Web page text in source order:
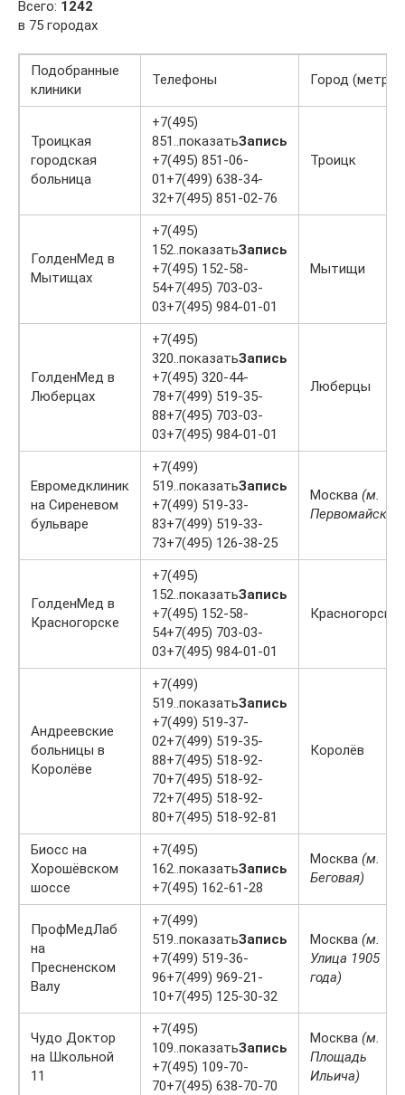
Всего: 1242
в 75 городах
Подобранные
клиники
Телефоны Город (метро)
Троицкая
городская
больница
+7(495)
851..показатьЗапись
+7(495) 851-06-
01+7(499) 638-34-
32+7(495) 851-02-76
Троицк
ГолденМед в
Мытищах
+7(495)
152..показатьЗапись
+7(495) 152-58-
54+7(495) 703-03-
03+7(495) 984-01-01
Мытищи
ГолденМед в
Люберцах
+7(495)
320..показатьЗапись
+7(495) 320-44-
78+7(499) 519-35-
88+7(495) 703-03-
03+7(495) 984-01-01
Люберцы
Евромедклиник
на Сиреневом
бульваре
+7(499)
519..показатьЗапись
+7(499) 519-33-
83+7(499) 519-33-
73+7(495) 126-38-25
Москва (м.
Первомайская)
ГолденМед в
Красногорске
+7(495)
152..показатьЗапись
+7(495) 152-58-
54+7(495) 703-03-
03+7(495) 984-01-01
Красногорск
Андреевские
больницы в
Королёве
+7(499)
519..показатьЗапись
+7(499) 519-37-
02+7(499) 519-35-
88+7(495) 518-92-
70+7(495) 518-92-
72+7(495) 518-92-
80+7(495) 518-92-81
Королёв
Биосс на
Хорошёвском
шоссе
+7(495)
162..показатьЗапись
+7(495) 162-61-28
Москва (м.
Беговая)
ПрофМедЛаб
на
Пресненском
Валу
+7(499)
519..показатьЗапись
+7(499) 519-36-
96+7(499) 969-21-
10+7(495) 125-30-32
Москва (м.
Улица 1905
года)
Чудо Доктор
на Школьной
11
+7(495)
109..показатьЗапись
+7(495) 109-70-
70+7(495) 638-70-70
Москва (м.
Площадь
Ильича)